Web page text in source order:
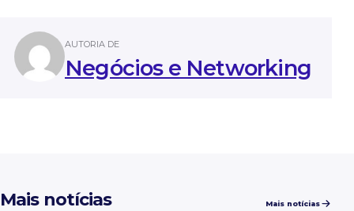
AUTORIA DE
Negócios e Networking
Mais notícias Mais notícias